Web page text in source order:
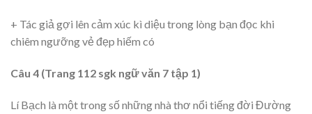
+ Tác giả gợi lên cảm xúc kì diệu trong lòng bạn đọc khi
chiêm ngưỡng vẻ đẹp hiếm có
Câu 4 (Trang 112 sgk ngữ văn 7 tập 1)
Lí Bạch là một trong số những nhà thơ nổi tiếng đời Đường